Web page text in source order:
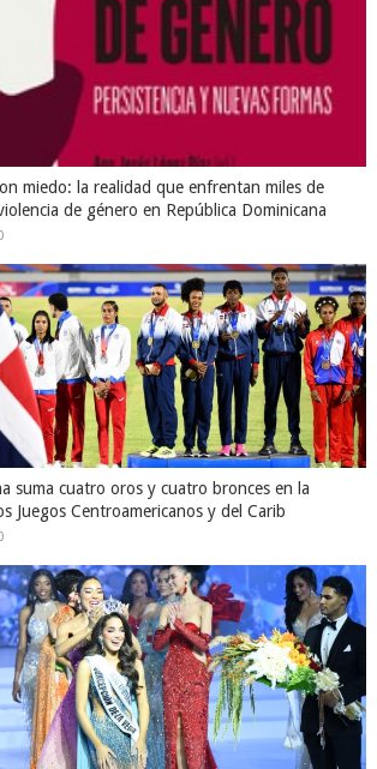
miedo: la realidad que enfrentan miles de
de género en República Dominicana
suma cuatro oros y cuatro bronces en la
Juegos Centroamericanos y del Carib